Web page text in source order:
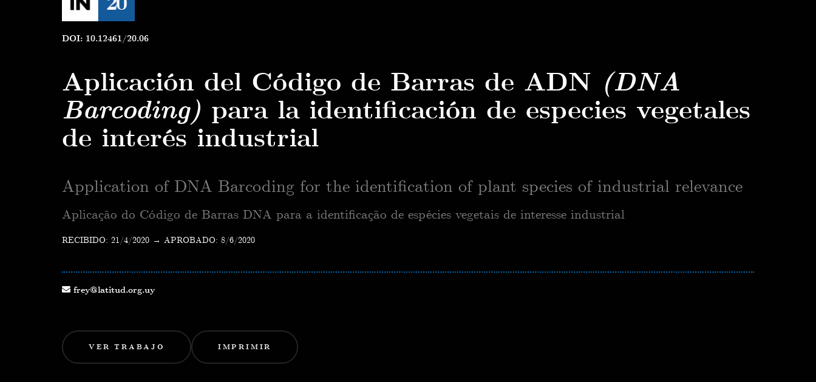
DOI: 10.12461/20.06
Aplicación del Código de Barras de ADN (DNA
Barcoding) para la identificación de especies vegetales
de interés industrial
Application of DNA Barcoding for the identification of plant species of industrial relevance
Aplicação do Código de Barras DNA para a identificação de espécies vegetais de interesse industrial
RECIBIDO: 21/4/2020 → APROBADO: 8/6/2020
frey@latitud.org.uy
VER TRABAJO IMPRIMIR